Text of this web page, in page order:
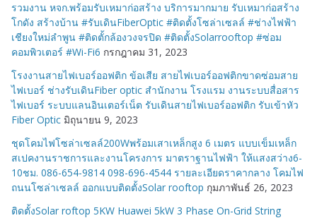
รวมงาน หจก.พร้อมรับเหมาก่อสร้าง บริการมากมาย รับเหมาก่อสร้าง
โกดัง สร้างบ้าน #รับเดินFiberOptic #ติดตั้งโซล่าเซลล์ #ช่างไฟฟ้า
เชียงใหม่ลำพูน #ติดตั้กล้องวงจรปิด #ติดตั้งSolarrooftop #ซ่อม
คอมพิวเตอร์ #Wi-Fi6 กรกฎาคม 31, 2023
โรงงานสายไฟเบอร์ออฟติก ข้อเสีย สายไฟเบอร์ออฟติกขาดซ่อมสาย
ไฟเบอร์ ช่างรับเดินFiber optic สำนักงาน โรงแรม งานระบบสื่อสาร
ไฟเบอร์ ระบบแลนอินเตอร์เน็ต รับเดินสายไฟเบอร์ออฟติก รับเข้าหัว
Fiber Optic มิถุนายน 9, 2023
ชุดโคมไฟโซล่าเซลล์200Wพร้อมเสาเหล็กสูง 6 เมตร แบบเข็มเหล็ก
สเปคงานราชการและงานโครงการ มาตราฐานไฟฟ้า ให้แสงสว่าง6-
10ชม. 086-654-9814 098-696-4544 รายละเอียดราคากลาง โคมไฟ
ถนนโซล่าเซลล์ ออกแบบติดตั้งSolar rooftop กุมภาพันธ์ 26, 2023
ติดตั้งSolar roftop 5KW Huawei 5kW 3 Phase On-Grid String